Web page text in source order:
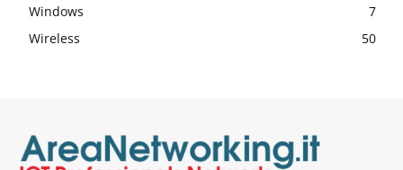
Windows
7
Wireless
50